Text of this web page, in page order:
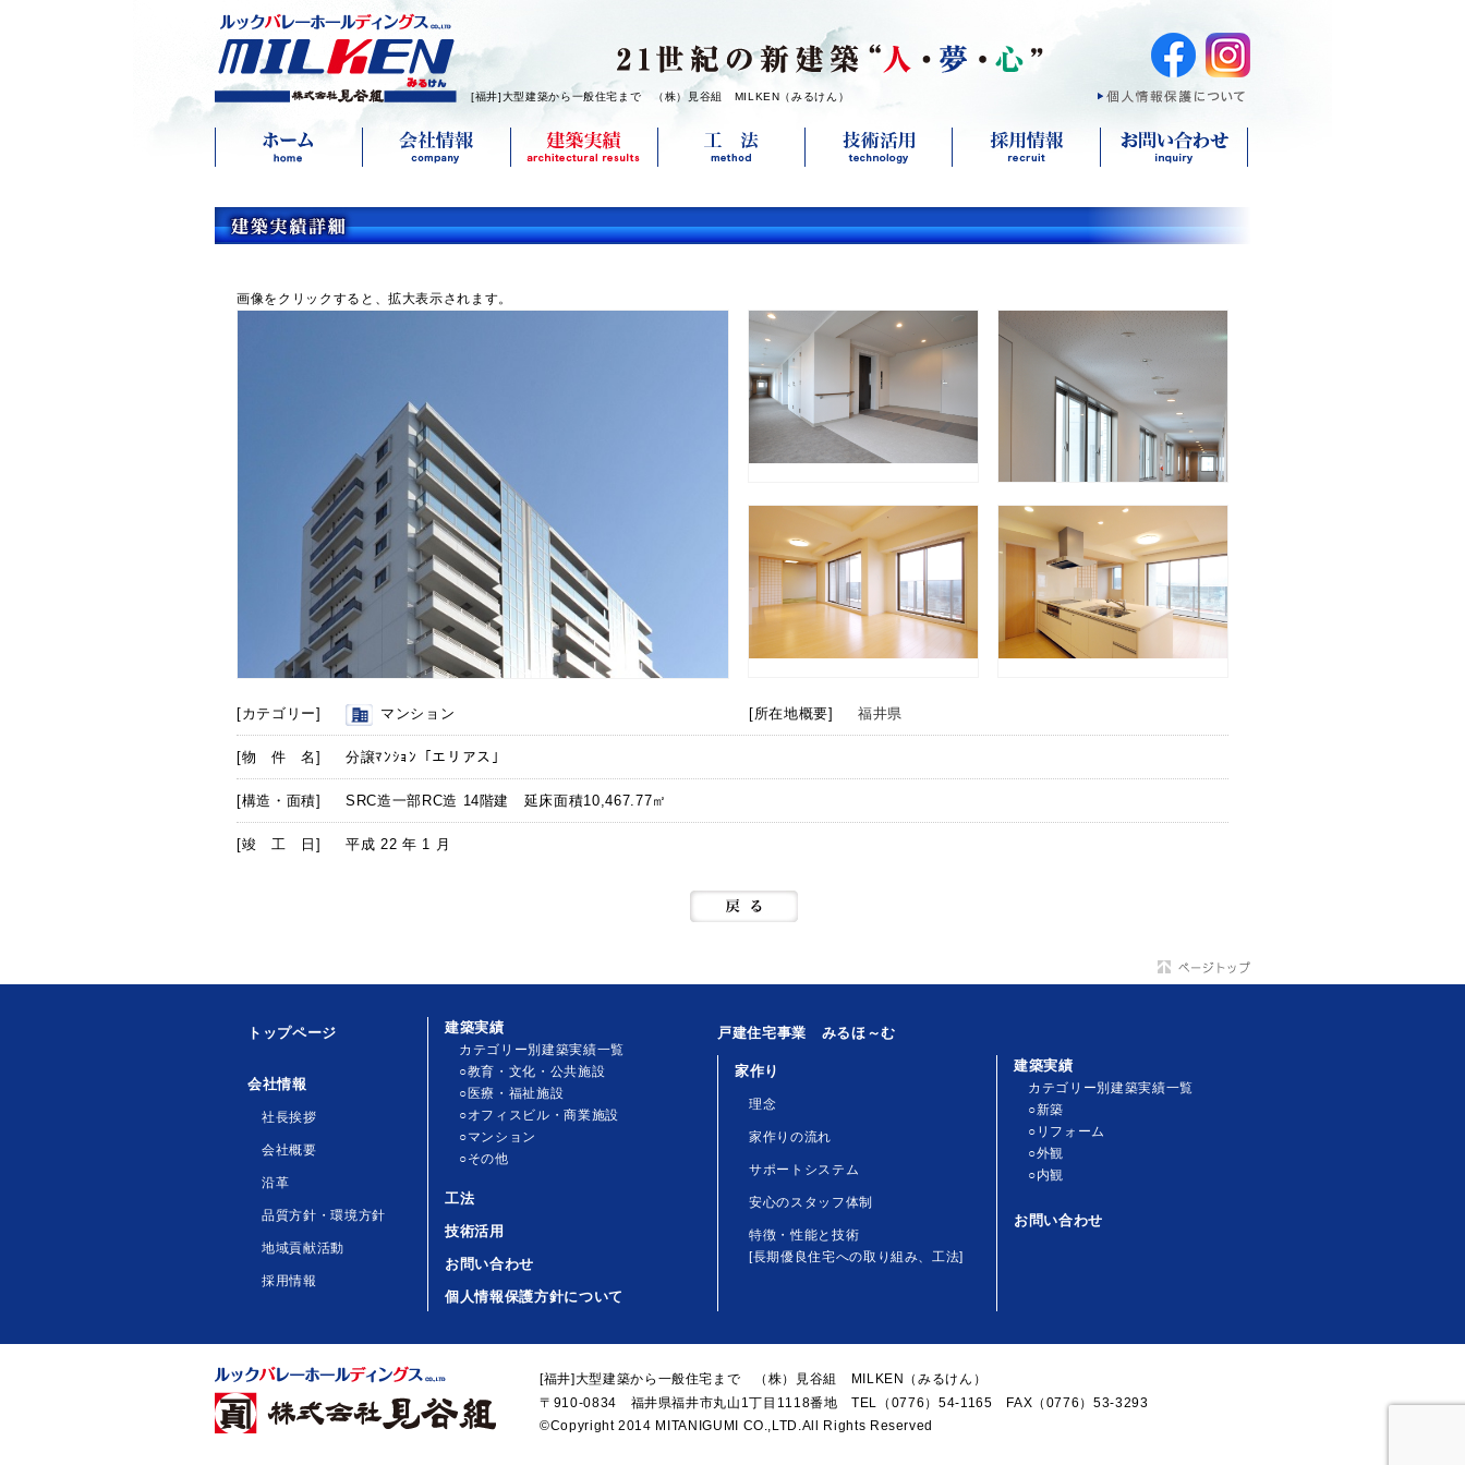
[福井]大型建築から一般住宅まで （株）見谷組 MILKEN（みるけん）
画像をクリックすると、拡大表示されます。
[カテゴリー] マンション [所在地概要] 福井県
[物 件 名] 分譲ﾏﾝｼｮﾝ「エリアス」
[構造・面積] SRC造一部RC造 14階建 延床面積10,467.77㎡
[竣 工 日] 平成 22 年 1 月
トップページ
会社情報
社長挨拶
会社概要
沿革
品質方針・環境方針
地域貢献活動
採用情報
建築実績
カテゴリー別建築実績一覧
○教育・文化・公共施設
○医療・福祉施設
○オフィスビル・商業施設
○マンション
○その他
工法
技術活用
お問い合わせ
個人情報保護方針について
戸建住宅事業 みるほ～む
家作り
理念
家作りの流れ
サポートシステム
安心のスタッフ体制
特徴・性能と技術
[長期優良住宅への取り組み、工法]
建築実績
カテゴリー別建築実績一覧
○新築
○リフォーム
○外観
○内観
お問い合わせ
[福井]大型建築から一般住宅まで （株）見谷組 MILKEN（みるけん）
〒910-0834 福井県福井市丸山1丁目1118番地 TEL（0776）54-1165 FAX（0776）53-3293
©Copyright 2014 MITANIGUMI CO.,LTD.All Rights Reserved